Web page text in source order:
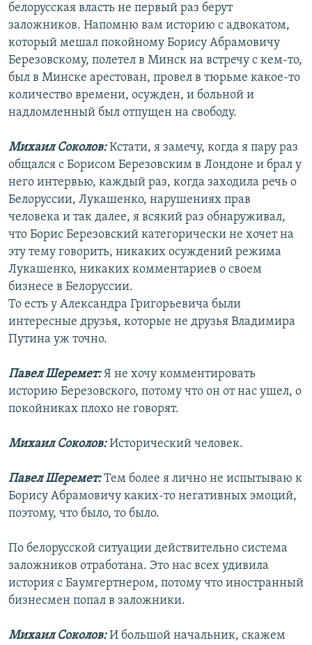
белорусская власть не первый раз берут
заложников. Напомню вам историю с адвокатом,
который мешал покойному Борису Абрамовичу
Березовскому, полетел в Минск на встречу с кем-то,
был в Минске арестован, провел в тюрьме какое-то
количество времени, осужден, и больной и
надломленный был отпущен на свободу.
Михаил Соколов:Кстати, я замечу, когда я пару раз
общался с Борисом Березовским в Лондоне и брал у
него интервью, каждый раз, когда заходила речь о
Белоруссии, Лукашенко, нарушениях прав
человека и так далее, я всякий раз обнаруживал,
что Борис Березовский категорически не хочет на
эту тему говорить, никаких осуждений режима
Лукашенко, никаких комментариев о своем
бизнесе в Белоруссии.
То есть у Александра Григорьевича были
интересные друзья, которые не друзья Владимира
Путина уж точно.
Павел Шеремет:Я не хочу комментировать
историю Березовского, потому что он от нас ушел, о
покойниках плохо не говорят.
Михаил Соколов:Исторический человек.
Павел Шеремет:Тем более я лично не испытываю к
Борису Абрамовичу каких-то негативных эмоций,
поэтому, что было, то было.
По белорусской ситуации действительно система
заложников отработана. Это нас всех удивила
история с Баумгертнером, потому что иностранный
бизнесмен попал в заложники.
Михаил Соколов:И большой начальник, скажем